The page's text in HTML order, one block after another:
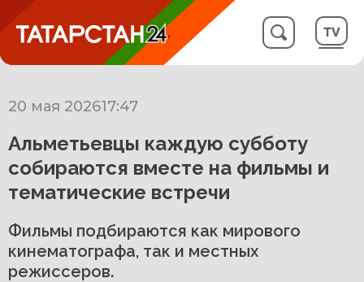
20 мая 202617:47
Альметьевцы каждую субботу
собираются вместе на фильмы и
тематические встречи
Фильмы подбираются как мирового
кинематографа, так и местных
режиссеров.